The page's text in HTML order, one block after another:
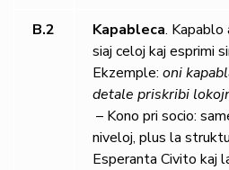
B.2 Kapableca.
siaj celoj kaj esprimi
Ekzemple: oni
detale priskribi
– Kono pri socio:
niveloj, plus la
Esperanta Civito kaj